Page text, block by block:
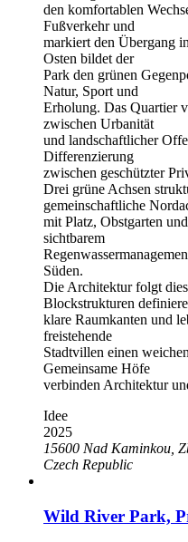
den komfortablen
Fußverkehr und
markiert den Übergang
Osten bildet der
Park den grünen
Natur, Sport und
Erholung. Das Quartier
zwischen Urbanität
und landschaftlicher
Differenzierung
zwischen geschützter
Drei grüne Achsen
gemeinschaftliche
mit Platz, Obstgarten
sichtbarem
Süden.
Die Architektur folgt
Blockstrukturen
klare Raumkanten und
freistehende
Stadtvillen einen
Gemeinsame Höfe
verbinden Architektur
Idee
2025
15600 Nad Kaminkou,
Czech Republic
Wild River Park,